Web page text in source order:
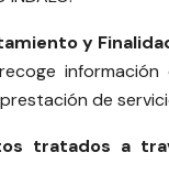
y
recoge
de
tratados a